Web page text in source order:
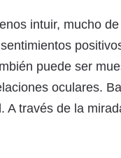
intuir, mucho
puede ser
oculares.
través de la